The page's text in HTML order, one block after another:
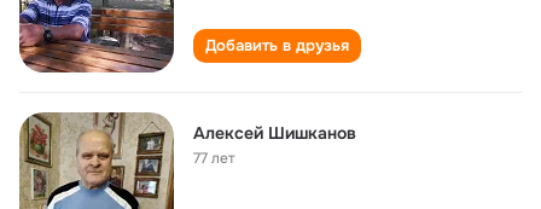
Добавить в друзья
Алексей Шишканов
77 лет